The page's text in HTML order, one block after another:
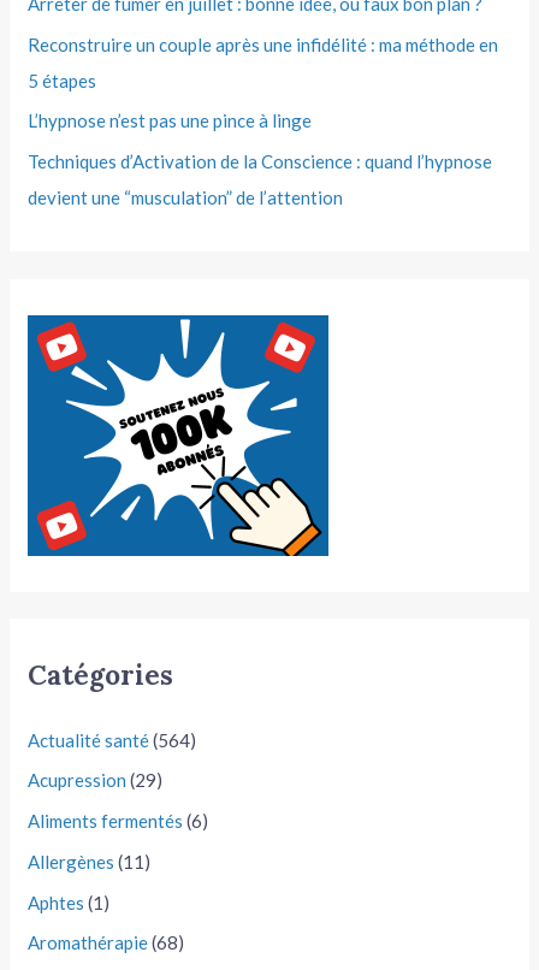
Reconstruire un couple après une infidélité : ma méthode en
5 étapes
L’hypnose n’est pas une pince à linge
Techniques d’Activation de la Conscience : quand l’hypnose
devient une “musculation” de l’attention
Catégories
Actualité santé(564)
Acupression (29)
Aliments fermentés (6)
Allergènes (11)
Aphtes (1)
Aromathérapie(68)